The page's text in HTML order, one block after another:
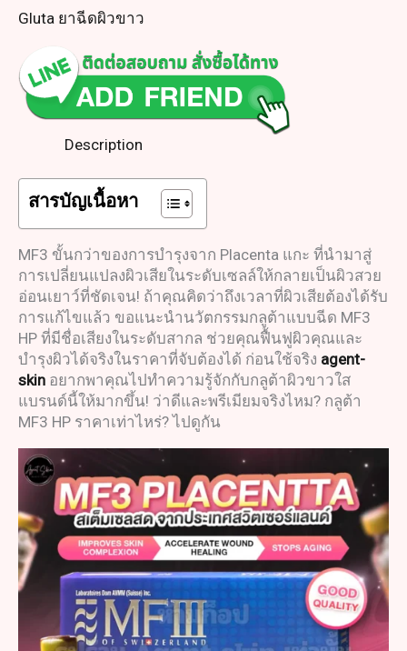
Gluta ยาฉีดผิวขาว
Description
สารบัญเนื้อหา
MF3 ขั้นกว่าของการบำรุงจาก Placenta แกะ ที่นำมาสู่
การเปลี่ยนแปลงผิวเสียในระดับเซลล์ให้กลายเป็นผิวสวย
อ่อนเยาว์ที่ชัดเจน! ถ้าคุณคิดว่าถึงเวลาที่ผิวเสียต้องได้รับ
การแก้ไขแล้ว ขอแนะนำนวัตกรรมกลูต้าแบบฉีด MF3
HP ที่มีชื่อเสียงในระดับสากล ช่วยคุณฟื้นฟูผิวคุณและ
บำรุงผิวได้จริงในราคาที่จับต้องได้ ก่อนใช้จริง agent-
skin อยากพาคุณไปทำความรู้จักกับกลูต้าผิวขาวใส
แบรนด์นี้ให้มากขึ้น! ว่าดีและพรีเมียมจริงไหม? กลูต้า
MF3 HP ราคาเท่าไหร่? ไปดูกัน